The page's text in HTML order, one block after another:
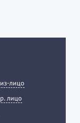
лицо
лицо